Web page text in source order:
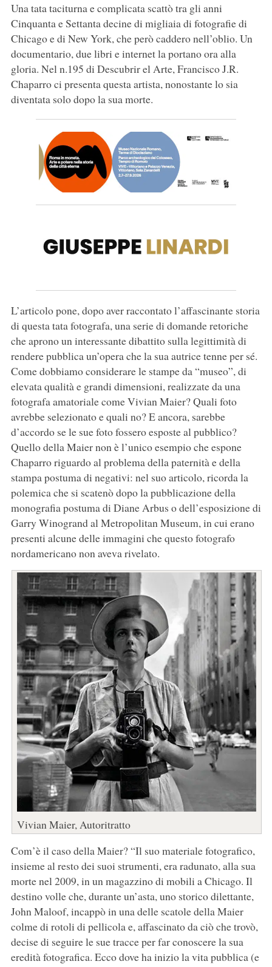
Una tata taciturna e complicata scattò tra gli anni
Cinquanta e Settanta decine di migliaia di fotografie di
Chicago e di New York, che però caddero nell’oblio. Un
documentario, due libri e internet la portano ora alla
gloria. Nel n.195 di Descubrir el Arte, Francisco J.R.
Chaparro ci presenta questa artista, nonostante lo sia
diventata solo dopo la sua morte.
L’articolo pone, dopo aver raccontato l’affascinante storia
di questa tata fotografa, una serie di domande retoriche
che aprono un interessante dibattito sulla legittimità di
rendere pubblica un’opera che la sua autrice tenne per sé.
Come dobbiamo considerare le stampe da “museo”, di
elevata qualità e grandi dimensioni, realizzate da una
fotografa amatoriale come Vivian Maier? Quali foto
avrebbe selezionato e quali no? E ancora, sarebbe
d’accordo se le sue foto fossero esposte al pubblico?
Quello della Maier non è l’unico esempio che espone
Chaparro riguardo al problema della paternità e della
stampa postuma di negativi: nel suo articolo, ricorda la
polemica che si scatenò dopo la pubblicazione della
monografia postuma di Diane Arbus o dell’esposizione di
Garry Winogrand al Metropolitan Museum, in cui erano
presenti alcune delle immagini che questo fotografo
nordamericano non aveva rivelato.
Vivian Maier, Autoritratto
Com’è il caso della Maier? “Il suo materiale fotografico,
insieme al resto dei suoi strumenti, era radunato, alla sua
morte nel 2009, in un magazzino di mobili a Chicago. Il
destino volle che, durante un’asta, uno storico dilettante,
John Maloof, incappò in una delle scatole della Maier
colme di rotoli di pellicola e, affascinato da ciò che trovò,
decise di seguire le sue tracce per far conoscere la sua
eredità fotografica. Ecco dove ha inizio la vita pubblica (e